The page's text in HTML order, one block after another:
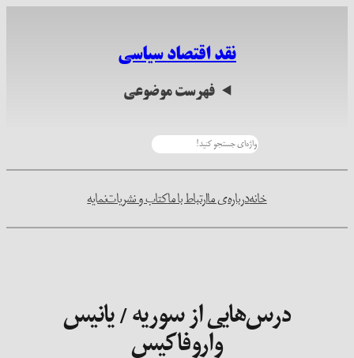
نقد اقتصاد سیاسی
فهرست موضوعی
خانهدرباره‌ی ماارتباط با ماکتاب و نشریاتنمایه
درس‌هایی از سوریه / یانیس
واروفاکیس